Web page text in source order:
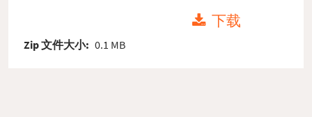
下载
Zip 文件大小: 0.1 MB